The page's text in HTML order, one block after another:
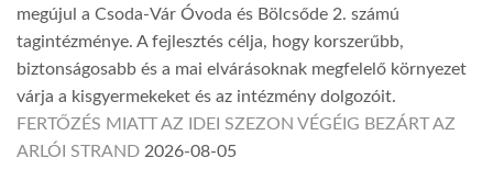
megújul a Csoda-Vár Óvoda és Bölcsőde 2. számú
tagintézménye. A fejlesztés célja, hogy korszerűbb,
biztonságosabb és a mai elvárásoknak megfelelő környezet
várja a kisgyermekeket és az intézmény dolgozóit.
FERTŐZÉS MIATT AZ IDEI SZEZON VÉGÉIG BEZÁRT AZ
ARLÓI STRAND 2026-08-05